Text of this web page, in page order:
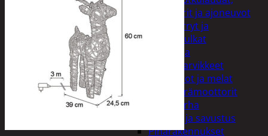
skootterit ja ajoneuvot
Tukkikärryt ja
juontopulkat
Veneet ja
veneilytarvikkeet
Airot ja melat
Perämoottorit
Piha ja puutarha
Grillaus ja savustus
Piharakennukset